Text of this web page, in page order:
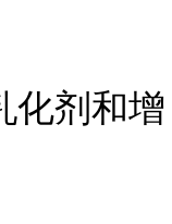
化剂和增